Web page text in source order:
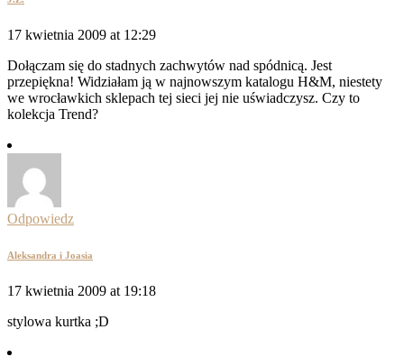
17 kwietnia 2009 at 12:29
Dołączam się do stadnych zachwytów nad spódnicą. Jest
przepiękna! Widziałam ją w najnowszym katalogu H&M, niestety
we wrocławkich sklepach tej sieci jej nie uświadczysz. Czy to
kolekcja Trend?
Odpowiedz
Aleksandra i Joasia
17 kwietnia 2009 at 19:18
stylowa kurtka ;D